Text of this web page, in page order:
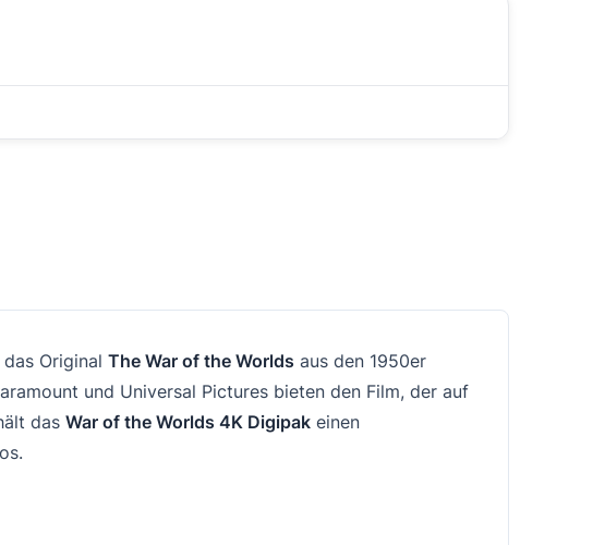
Original The War of the Worlds aus den 1950er
und Universal Pictures bieten den Film, der auf
das War of the Worlds 4K Digipak einen